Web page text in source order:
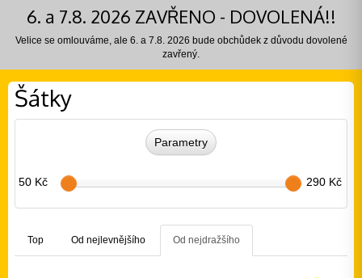
6. a 7.8. 2026 ZAVŘENO - DOVOLENÁ!!
Velice se omlouváme, ale 6. a 7.8. 2026 bude obchůdek z důvodu dovolené
zavřený.
Šátky
Parametry
50 Kč 290 Kč
Top Od nejlevnějšího Od nejdražšího